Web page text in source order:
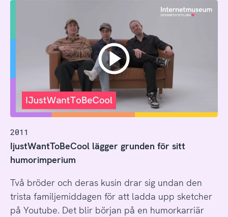
2011
IjustWantToBeCool lägger grunden för sitt
humorimperium
Två bröder och deras kusin drar sig undan den
trista familjemiddagen för att ladda upp sketcher
på Youtube. Det blir början på en humorkarriär